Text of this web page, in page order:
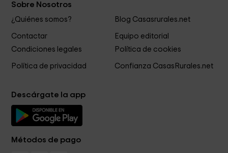
Sobre Nosotros
¿Quiénes somos? Blog Casasrurales.net
Contactar
Equipo editorial
Condiciones legales
Política de cookies
Política de privacidad Confianza CasasRurales.net
Descárgate la app
Métodos de pago